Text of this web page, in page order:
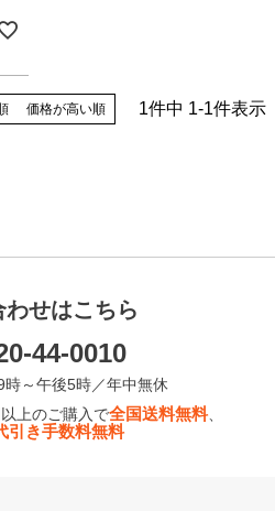
価格が高い順 1件中 1-1件表示
わせはこちら
44-0010
時～午後5時／年中無休
上のご購入で全国送料無料、
引き手数料無料